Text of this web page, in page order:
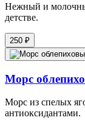
Нежный и
детстве.
250 ₽
Морс
Морс из спелых
антиоксидантами.